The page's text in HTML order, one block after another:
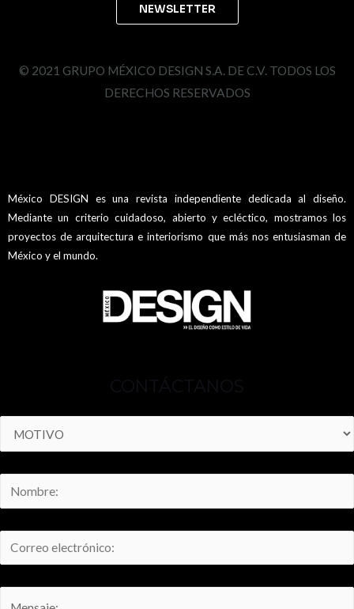
© 2021 GRUPO MÉXICO DESIGN S.A. DE C.V. TODOS LOS
DERECHOS RESERVADOS
México DESIGN es una revista independiente dedicada al diseño.
Mediante un criterio cuidadoso, abierto y ecléctico, mostramos los
proyectos de arquitectura e interiorismo que más nos entusiasman de
México y el mundo.
CONTÁCTANOS